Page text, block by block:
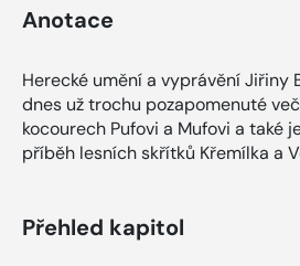
Anotace
Herecké umění a vyprávění Jiřiny
dnes už trochu pozapomenuté
kocourech Pufovi a Mufovi a také
příběh lesních skřítků Křemílka a
Přehled kapitol